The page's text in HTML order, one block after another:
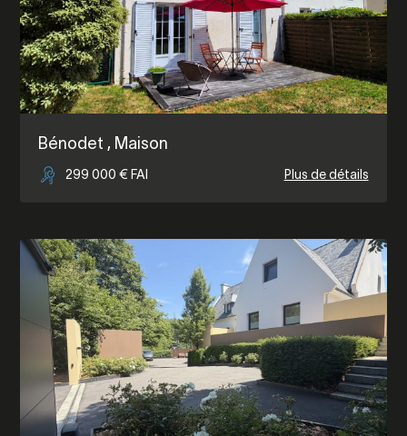
Bénodet , Maison
299 000 € FAI Plus de détails